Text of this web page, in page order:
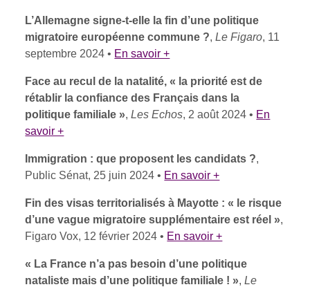
L’Allemagne signe-t-elle la fin d’une politique
migratoire européenne commune ?,Le Figaro, 11
septembre 2024 • En savoir +
Face au recul de la natalité, « la priorité est de
rétablir la confiance des Français dans la
politique familiale »,Les Echos, 2 août 2024 • En
savoir +
Immigration : que proposent les candidats ?,
Public Sénat, 25 juin 2024 • En savoir +
Fin des visas territorialisés à Mayotte : « le risque
d’une vague migratoire supplémentaire est réel »,
Figaro Vox, 12 février 2024 • En savoir +
« La France n’a pas besoin d’une politique
nataliste mais d’une politique familiale ! »,Le